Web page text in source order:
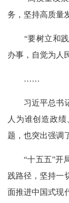
务，坚持高质量
“要树立和践
办事，自觉为人
……
习近平总书记
人为谁创造政
题，也突出强调
“十五五”开局
践路径，坚持一
面推进中国式现